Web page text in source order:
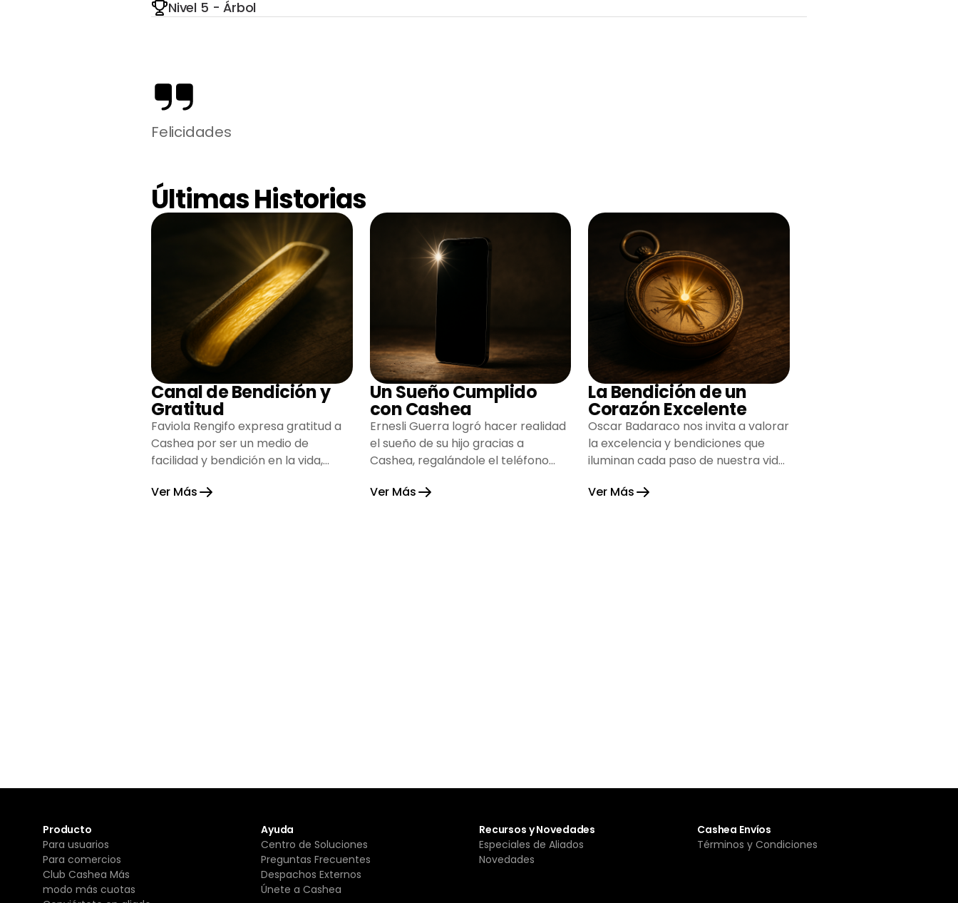
Nivel 5 - Árbol
Felicidades
Últimas Historias
Canal de Bendición y
Gratitud
Faviola Rengifo expresa gratitud a
Cashea por ser un medio de
facilidad y bendición en la vida,
esperanza.
Ver Más
Un Sueño Cumplido
con Cashea
Ernesli Guerra logró hacer realidad
el sueño de su hijo gracias a
Cashea, regalándole el teléfono
alegría su hogar.
Ver Más
La Bendición de un
Corazón Excelente
Oscar Badaraco nos invita a valorar
la excelencia y bendiciones que
iluminan cada paso de nuestra vida,
gratitud y fortaleza.
Ver Más
Producto
Para usuarios
Para comercios
Club Cashea Más
modo más cuotas
Ayuda
Centro de Soluciones
Preguntas Frecuentes
Despachos Externos
Únete a Cashea
Recursos y Novedades
Especiales de Aliados
Novedades
Cashea Envíos
Términos y Condiciones